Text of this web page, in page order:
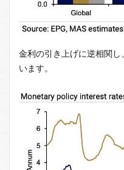
金利の引き上げに逆相関
います。